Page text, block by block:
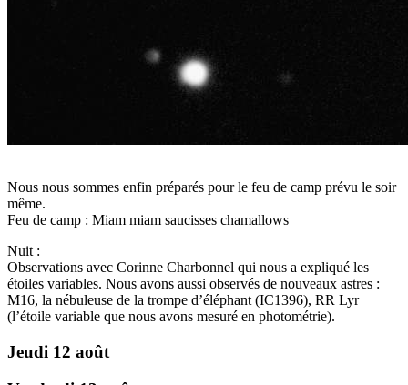
Nous nous sommes enfin préparés pour le feu de camp prévu le soir
même.
Feu de camp : Miam miam saucisses chamallows
Nuit :
Observations avec Corinne Charbonnel qui nous a expliqué les
étoiles variables. Nous avons aussi observés de nouveaux astres :
M16, la nébuleuse de la trompe d’éléphant (IC1396), RR Lyr
(l’étoile variable que nous avons mesuré en photométrie).
Jeudi 12 août